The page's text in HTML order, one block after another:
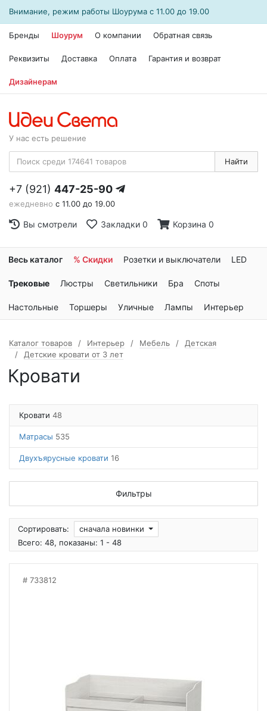
Внимание, режим работы Шоурума с 11.00 до 19.00
Бренды Шоурум О компании Обратная связь
Реквизиты Доставка Оплата Гарантия и возврат
Дизайнерам
У нас есть решение
Найти
+7 (921) 447-25-90
ежедневно с 11.00 до 19.00
Вы смотрели Закладки 0 Корзина 0
Весь каталог % Скидки Розетки и выключатели LED
Трековые Люстры Светильники Бра Споты
Настольные Торшеры Уличные Лампы Интерьер
Каталог товаров Интерьер Мебель
Детская
Детские кровати от 3 лет
Кровати
Кровати 48
Матрасы 535
Двухъярусные кровати 16
Фильтры
Сортировать:
сначала новинки
Всего: 48, показаны: 1 - 48
733812